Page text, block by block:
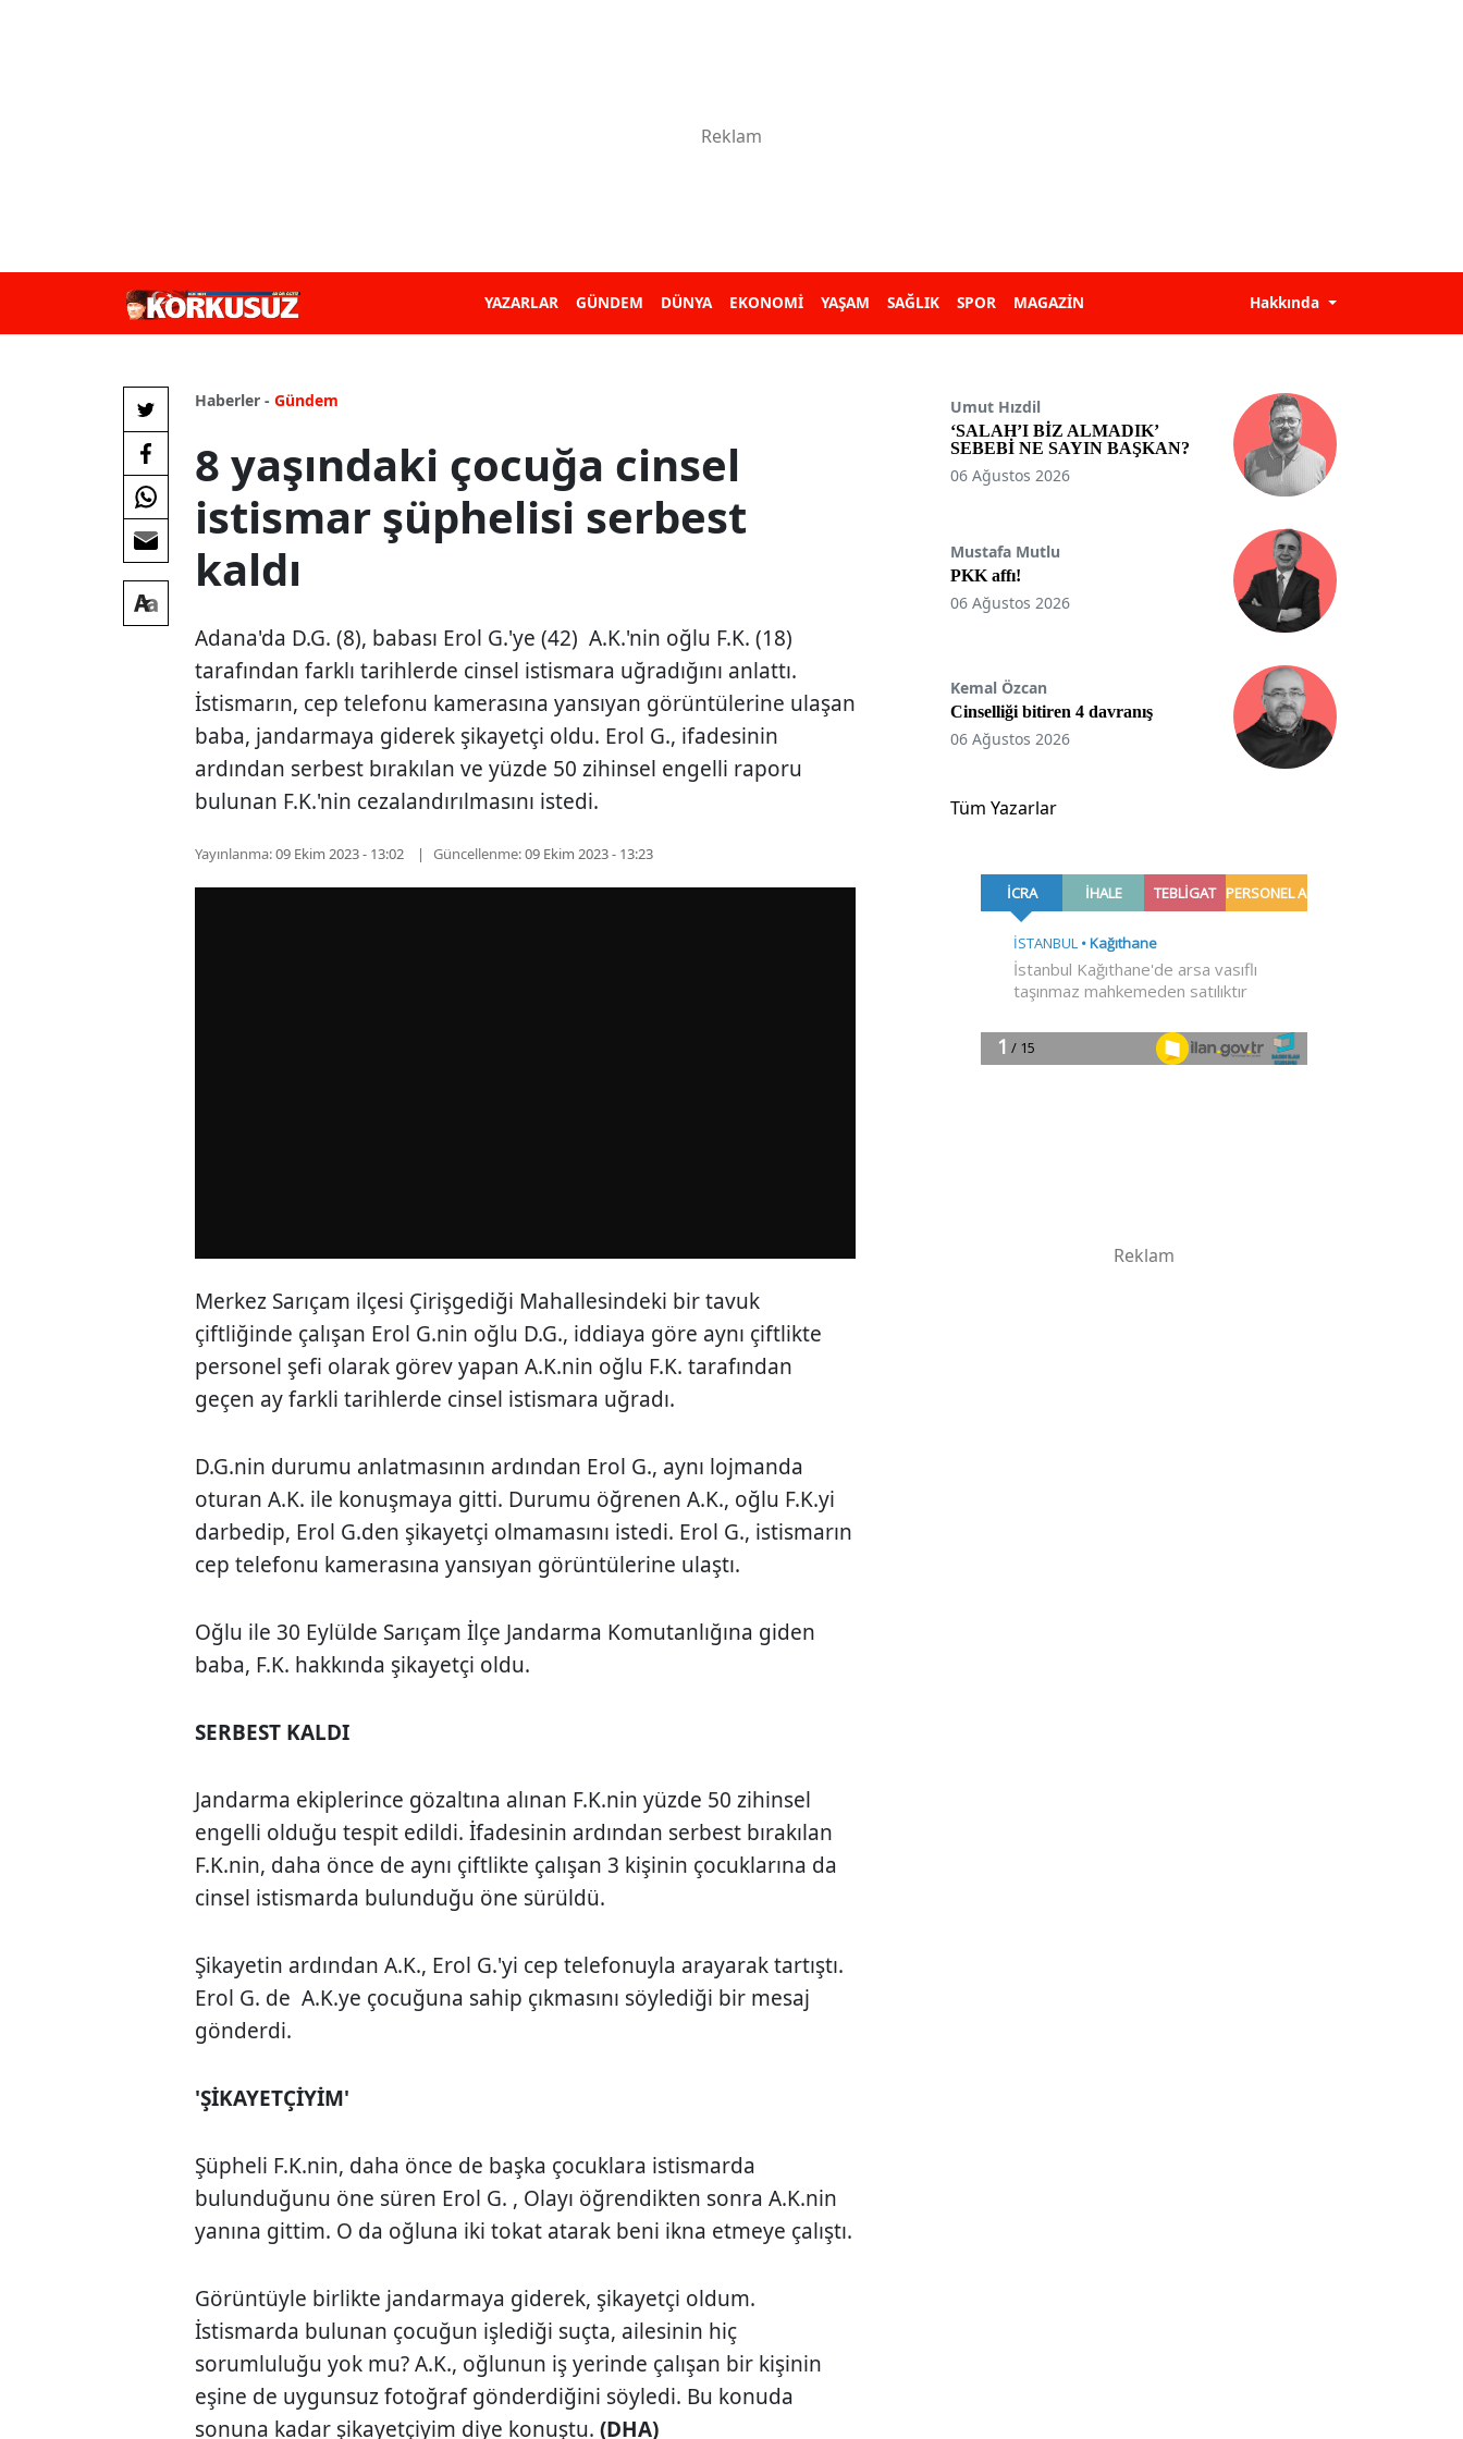
YAZARLAR GÜNDEM DÜNYA EKONOMİ YAŞAM SAĞLIK SPOR MAGAZİN Hakkında
Haberler - Gündem
8 yaşındaki çocuğa cinsel
istismar şüphelisi serbest
kaldı
Adana'da D.G. (8), babası Erol G.'ye (42) A.K.'nin oğlu F.K. (18)
tarafından farklı tarihlerde cinsel istismara uğradığını anlattı.
İstismarın, cep telefonu kamerasına yansıyan görüntülerine ulaşan
baba, jandarmaya giderek şikayetçi oldu. Erol G., ifadesinin
ardından serbest bırakılan ve yüzde 50 zihinsel engelli raporu
bulunan F.K.'nin cezalandırılmasını istedi.
Yayınlanma:09 Ekim 2023 - 13:02 Güncellenme:09 Ekim 2023 - 13:23
Merkez Sarıçam ilçesi Çirişgediği Mahallesindeki bir tavuk
çiftliğinde çalışan Erol G.nin oğlu D.G., iddiaya göre aynı çiftlikte
personel şefi olarak görev yapan A.K.nin oğlu F.K. tarafından
geçen ay farkli tarihlerde cinsel istismara uğradı.
D.G.nin durumu anlatmasının ardından Erol G., aynı lojmanda
oturan A.K. ile konuşmaya gitti. Durumu öğrenen A.K., oğlu F.K.yi
darbedip, Erol G.den şikayetçi olmamasını istedi. Erol G., istismarın
cep telefonu kamerasına yansıyan görüntülerine ulaştı.
Oğlu ile 30 Eylülde Sarıçam İlçe Jandarma Komutanlığına giden
baba, F.K. hakkında şikayetçi oldu.
SERBEST KALDI
Jandarma ekiplerince gözaltına alınan F.K.nin yüzde 50 zihinsel
engelli olduğu tespit edildi. İfadesinin ardından serbest bırakılan
F.K.nin, daha önce de aynı çiftlikte çalışan 3 kişinin çocuklarına da
cinsel istismarda bulunduğu öne sürüldü.
Şikayetin ardından A.K., Erol G.'yi cep telefonuyla arayarak tartıştı.
Erol G. de A.K.ye çocuğuna sahip çıkmasını söylediği bir mesaj
gönderdi.
'ŞİKAYETÇİYİM'
Şüpheli F.K.nin, daha önce de başka çocuklara istismarda
bulunduğunu öne süren Erol G. , Olayı öğrendikten sonra A.K.nin
yanına gittim. O da oğluna iki tokat atarak beni ikna etmeye çalıştı.
Görüntüyle birlikte jandarmaya giderek, şikayetçi oldum.
İstismarda bulunan çocuğun işlediği suçta, ailesinin hiç
sorumluluğu yok mu? A.K., oğlunun iş yerinde çalışan bir kişinin
eşine de uygunsuz fotoğraf gönderdiğini söyledi. Bu konuda
sonuna kadar şikayetçiyim diye konuştu. (DHA)
Umut Hızdil
‘SALAH’I BİZ ALMADIK’
SEBEBİ NE SAYIN BAŞKAN?
06 Ağustos 2026
Mustafa Mutlu
PKK affı!
06 Ağustos 2026
Kemal Özcan
Cinselliği bitiren 4 davranış
06 Ağustos 2026
Tüm Yazarlar